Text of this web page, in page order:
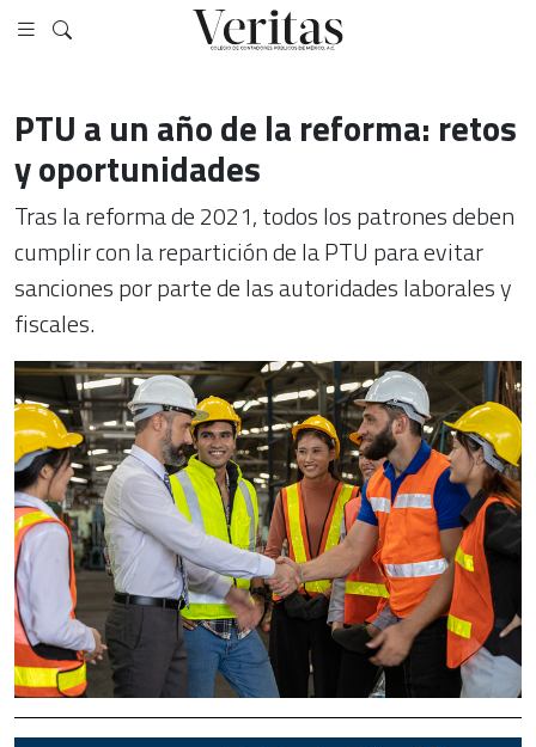
PTU a un año de la reforma: retos
y oportunidades
Tras la reforma de 2021, todos los patrones deben
cumplir con la repartición de la PTU para evitar
sanciones por parte de las autoridades laborales y
fiscales.